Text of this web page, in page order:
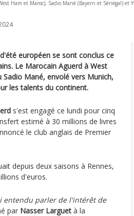
Ham et Maroc), Sadio Mané (Bayern et Sénégal) et
européen se sont conclus ce
Le Marocain Aguerd à West
Mané, envolé vers Munich,
les talents du continent.
s'est engagé ce lundi pour cinq
estimé à 30 millions de livres
le club anglais de Premier
depuis deux saisons à Rennes,
d'euros.
entendu parler de l'intérêt de
par Nasser Larguet à la